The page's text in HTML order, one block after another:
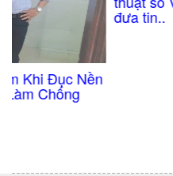
đưa tin..